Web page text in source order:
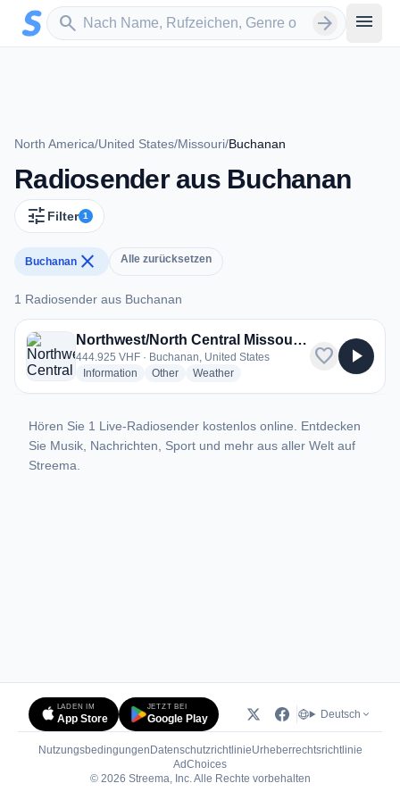
Zum Hauptinhalt springen
search
Sender suchen arrow_forward menu
North America/United States/Missouri/Buchanan
Radiosender aus Buchanan
tune Filter 1
Buchanan close Alle zurücksetzen
1 Radiosender aus Buchanan
1 Radiosender aus Buchanan
Northwest/North Central Missouri Linked System
444.925 VHF · Buchanan, United States
Information radio stations
Otherradio stations
Weatherradio stations
favorite play_arrow
Hören Sie 1 Live-Radiosender kostenlos online. Entdecken
Sie Musik, Nachrichten, Sport und mehr aus aller Welt auf
Streema.
LADEN IM
App Store
JETZT BEI
Google Play Deutsch
Nutzungsbedingungen DatenschutzrichtlinieUrheberrechtsrichtlinie
AdChoices(öffnet in neuem Tab)
© 2026 Streema, Inc. Alle Rechte vorbehalten